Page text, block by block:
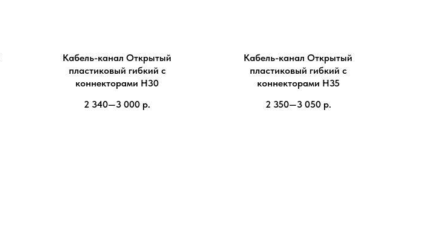
Кабель-канал Открытый
пластиковый гибкий с
коннекторами H30
2 340—3 000 р.
Кабель-канал Открытый
пластиковый гибкий с
коннекторами H35
2 350—3 050 р.